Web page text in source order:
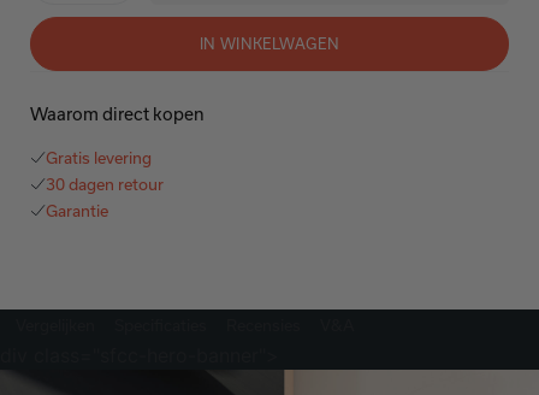
IN WINKELWAGEN
Waarom direct kopen
Gratis levering
30 dagen retour
Garantie